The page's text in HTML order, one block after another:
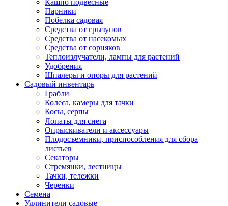
Кашпо подвесные
Парники
Побелка садовая
Средства от грызунов
Средства от насекомых
Средства от сорняков
Теплоизлучатели, лампы для растений
Удобрения
Шпалеры и опоры для растений
Садовый инвентарь
Грабли
Колеса, камеры для тачки
Косы, серпы
Лопаты для снега
Опрыскиватели и аксессуары
Плодосъемники, приспособления для сбора
листьев
Секаторы
Стремянки, лестницы
Тачки, тележки
Черенки
Семена
Удлинители садовые